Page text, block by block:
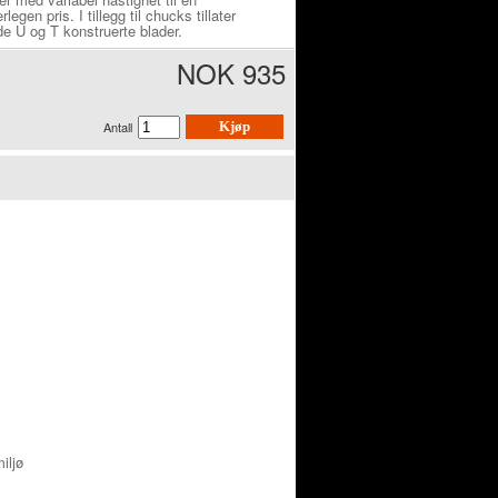
pris. I tillegg til chucks tillater
U og T konstruerte blader.
NOK 935
Kjøp
Antall